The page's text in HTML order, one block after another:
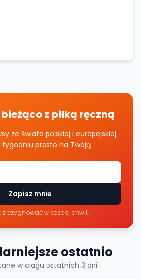
z piłką ręczną
ze świata polskiej i europejskiej
tygodniu prosto na Twoją
Zapisz mnie
zrezygnować w każdej chwili.
ostatnio
w ciągu ostatnich 3 dni